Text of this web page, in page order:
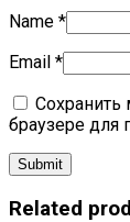
Name *
Email *
Сохранить
браузере
Related